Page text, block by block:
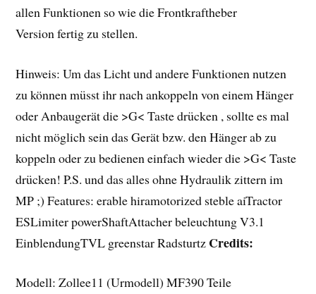
allen Funktionen so wie die Frontkraftheber
Version fertig zu stellen.
Hinweis: Um das Licht und andere Funktionen nutzen
zu können müsst ihr nach ankoppeln von einem Hänger
oder Anbaugerät die >G< Taste drücken , sollte es mal
nicht möglich sein das Gerät bzw. den Hänger ab zu
koppeln oder zu bedienen einfach wieder die >G< Taste
drücken! P.S. und das alles ohne Hydraulik zittern im
MP ;) Features: erable hiramotorized steble aiTractor
ESLimiter powerShaftAttacher beleuchtung V3.1
EinblendungTVL greenstar Radsturtz Credits:
Modell: Zollee11 (Urmodell) MF390 Teile